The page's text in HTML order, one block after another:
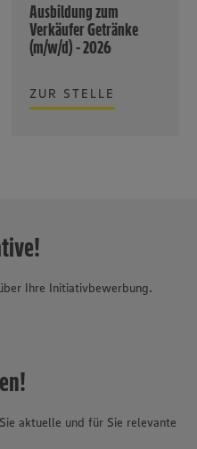
Ausbildung zum
Verkäufer Getränke
(m/w/d) - 2026
ZUR STELLE
Ihre Initiativbewerbung.
aktuelle und für Sie relevante